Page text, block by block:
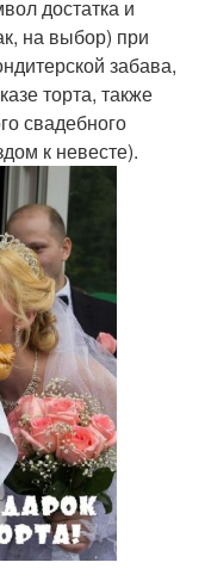
достатка и
на выбор) при
забава,
торта, также
свадебного
к невесте).